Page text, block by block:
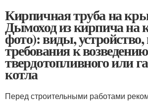
Кирпичная труба на
Дымоход из кирпича на
фото): виды,
требования к
твердотопливного или
котла
Перед строительными работами